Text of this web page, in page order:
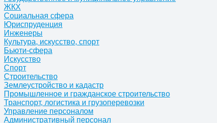
ЖКХ
Социальная сфера
Юриспруденция
Инженеры
Культура, искусство, спорт
Бьюти-сфера
Искусство
Спорт
Строительство
Землеустройство и кадастр
Промышленное и гражданское строительство
Транспорт, логистика и грузоперевозки
Управление персоналом
Административный персонал